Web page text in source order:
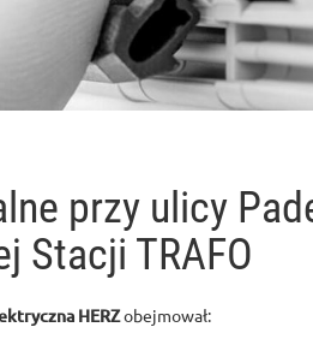
przy ulicy
Stacji TRAFO
HERZobejmował: